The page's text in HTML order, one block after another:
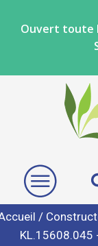
Ouvert toute
/
KL.15608.045